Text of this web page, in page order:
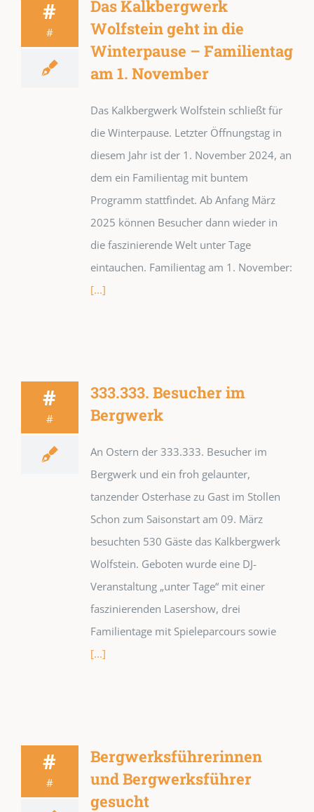
#
#
Das Kalkbergwerk
Wolfstein geht in die
Winterpause – Familientag
am 1. November
Das Kalkbergwerk Wolfstein schließt für
die Winterpause. Letzter Öffnungstag in
diesem Jahr ist der 1. November 2024, an
dem ein Familientag mit buntem
Programm stattfindet. Ab Anfang März
2025 können Besucher dann wieder in
die faszinierende Welt unter Tage
eintauchen. Familientag am 1. November:
[...]
#
#
333.333. Besucher im
Bergwerk
An Ostern der 333.333. Besucher im
Bergwerk und ein froh gelaunter,
tanzender Osterhase zu Gast im Stollen
Schon zum Saisonstart am 09. März
besuchten 530 Gäste das Kalkbergwerk
Wolfstein. Geboten wurde eine DJ-
Veranstaltung „unter Tage“ mit einer
faszinierenden Lasershow, drei
Familientage mit Spieleparcours sowie
[...]
#
#
Bergwerksführerinnen
und Bergwerksführer
gesucht